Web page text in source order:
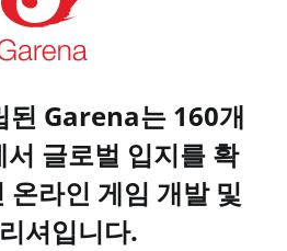
된 Garena는 160개
글로벌 입지를 확
온라인 게임 개발 및
셔입니다.